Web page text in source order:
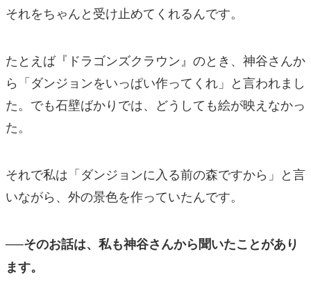
それをちゃんと受け止めてくれるんです。
たとえば『ドラゴンズクラウン』のとき、神谷さんか
ら「ダンジョンをいっぱい作ってくれ」と言われまし
た。でも石壁ばかりでは、どうしても絵が映えなかっ
た。
それで私は「ダンジョンに入る前の森ですから」と言
いながら、外の景色を作っていたんです。
──そのお話は、私も神谷さんから聞いたことがあり
ます。